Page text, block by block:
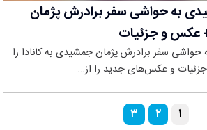
به حواشی سفر برادرش پژمان
عکس و جزئیات
سفر برادرش پژمان جمشیدی به کانادا را
جزئیات و عکس‌های جدید را از…
۱ ۲ ۳